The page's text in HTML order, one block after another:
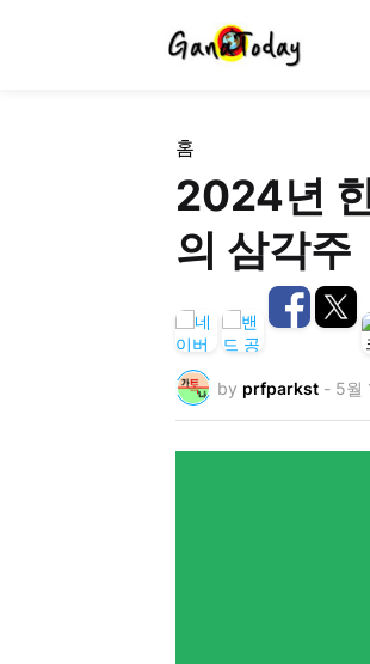
홈
2024년
의 삼각주
by prfparkst - 5월